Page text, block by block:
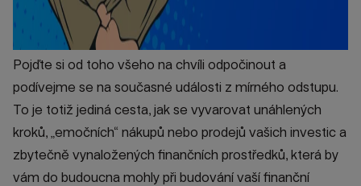
Pojďte si od toho všeho na chvíli odpočinout a
podívejme se na současné události z mírného odstupu.
To je totiž jediná cesta, jak se vyvarovat unáhlených
kroků, „emočních“ nákupů nebo prodejů vašich investic a
zbytečně vynaložených finančních prostředků, která by
vám do budoucna mohly při budování vaší finanční